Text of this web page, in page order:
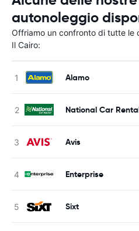
autonoleggio
Offriamo un confronto di tutte le
Il Cairo:
Alamo
National Car
Avis
Enterprise
Sixt